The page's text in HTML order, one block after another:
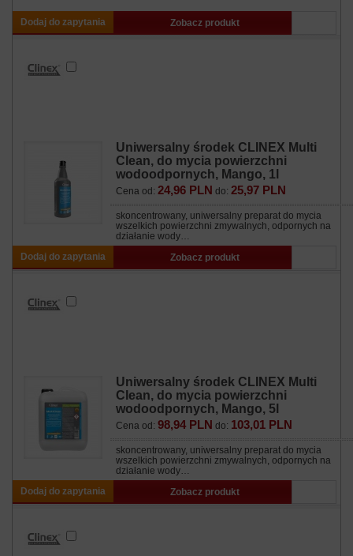
Dodaj do zapytania Zobacz produkt
Uniwersalny środek CLINEX Multi
Clean, do mycia powierzchni
wodoodpornych, Mango, 1l
Cena od: 24,96 PLN do: 25,97 PLN
skoncentrowany, uniwersalny preparat do mycia
wszelkich powierzchni zmywalnych, odpornych na
działanie wody…
Dodaj do zapytania
Zobacz produkt
Uniwersalny środek CLINEX Multi
Clean, do mycia powierzchni
wodoodpornych, Mango, 5l
Cena od: 98,94 PLN do: 103,01 PLN
skoncentrowany, uniwersalny preparat do mycia
wszelkich powierzchni zmywalnych, odpornych na
działanie wody…
Dodaj do zapytania
Zobacz produkt